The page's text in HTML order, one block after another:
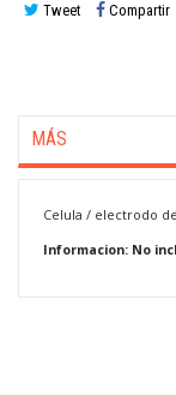
Tweet Compartir
MÁS
Celula / electrodo
Informacion: No